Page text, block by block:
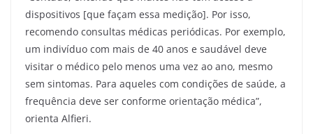
dispositivos [que façam essa medição]. Por isso,
recomendo consultas médicas periódicas. Por exemplo,
um indivíduo com mais de 40 anos e saudável deve
visitar o médico pelo menos uma vez ao ano, mesmo
sem sintomas. Para aqueles com condições de saúde, a
frequência deve ser conforme orientação médica”,
orienta Alfieri.